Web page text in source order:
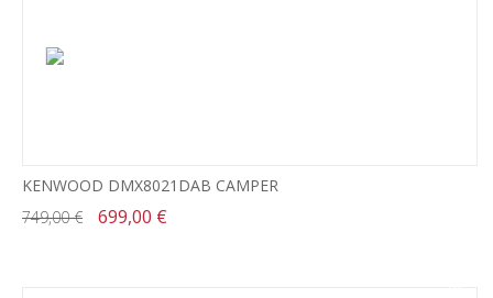
KENWOOD DMX8021DAB CAMPER
749,00 €
699,00 €